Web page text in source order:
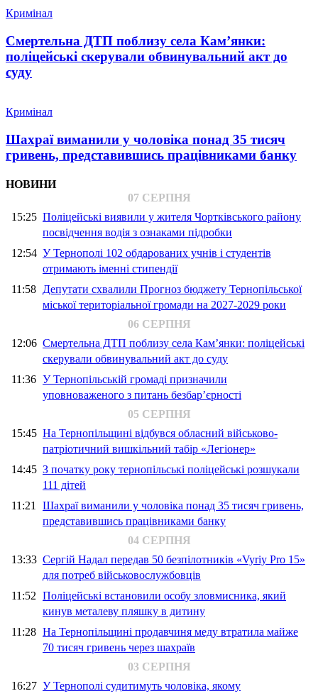
Кримінал
Смертельна ДТП поблизу села Кам’янки:
поліцейські скерували обвинувальний акт до
суду
Кримінал
Шахраї виманили у чоловіка понад 35 тисяч
гривень, представившись працівниками банку
НОВИНИ
07 СЕРПНЯ
15:25 Поліцейські виявили у жителя Чортківського району
посвідчення водія з ознаками підробки
12:54 У Тернополі 102 обдарованих учнів і студентів
отримають іменні стипендії
11:58 Депутати схвалили Прогноз бюджету Тернопільської
міської територіальної громади на 2027-2029 роки
06 СЕРПНЯ
12:06 Смертельна ДТП поблизу села Кам’янки: поліцейські
скерували обвинувальний акт до суду
11:36 У Тернопільській громаді призначили
уповноваженого з питань безбар’єрності
05 СЕРПНЯ
15:45 На Тернопільщині відбувся обласний військово-
патріотичний вишкільний табір «Легіонер»
14:45 З початку року тернопільські поліцейські розшукали
111 дітей
11:21 Шахраї виманили у чоловіка понад 35 тисяч гривень,
представившись працівниками банку
04 СЕРПНЯ
13:33 Сергій Надал передав 50 безпілотників «Vyriy Pro 15»
для потреб військовослужбовців
11:52 Поліцейські встановили особу зловмисника, який
кинув металеву пляшку в дитину
11:28 На Тернопільщині продавчиня меду втратила майже
70 тисяч гривень через шахраїв
03 СЕРПНЯ
16:27 У Тернополі судитимуть чоловіка, якому